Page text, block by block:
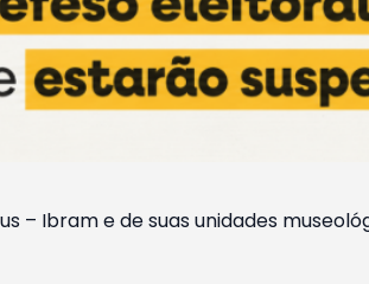
– Ibram e de suas unidades